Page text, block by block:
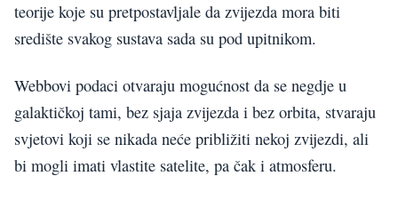
teorije koje su pretpostavljale da zvijezda mora biti
središte svakog sustava sada su pod upitnikom.
Webbovi podaci otvaraju mogućnost da se negdje u
galaktičkoj tami, bez sjaja zvijezda i bez orbita, stvaraju
svjetovi koji se nikada neće približiti nekoj zvijezdi, ali
bi mogli imati vlastite satelite, pa čak i atmosferu.